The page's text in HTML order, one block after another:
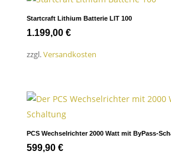
Startcraft Lithium Batterie LIT 100
1.199,00 €
zzgl.Versandkosten
PCS Wechselrichter 2000 Watt mit ByPass-
599,90 €